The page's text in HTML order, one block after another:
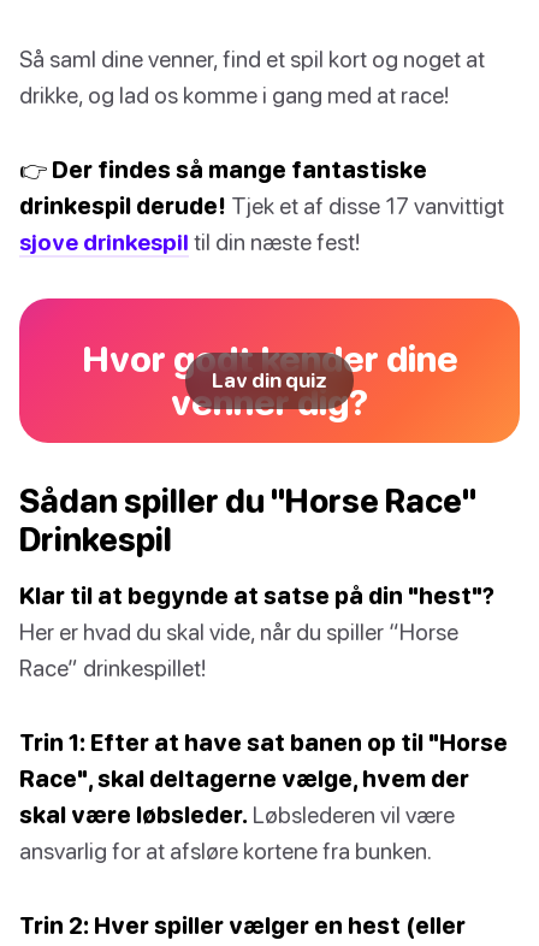
Så saml dine venner, find et spil kort og noget at
drikke, og lad os komme i gang med at race!
👉 Der findes så mange fantastiske
drinkespil derude! Tjek et af disse 17 vanvittigt
sjove drinkespil til din næste fest!
Hvor godt kender dine
venner dig?
Lav din quiz
Sådan spiller du "Horse Race"
Drinkespil
Klar til at begynde at satse på din "hest"?
Her er hvad du skal vide, når du spiller “Horse
Race” drinkespillet!
Trin 1: Efter at have sat banen op til "Horse
Race", skal deltagerne vælge, hvem der
skal være løbsleder. Løbslederen vil være
ansvarlig for at afsløre kortene fra bunken.
Trin 2: Hver spiller vælger en hest (eller